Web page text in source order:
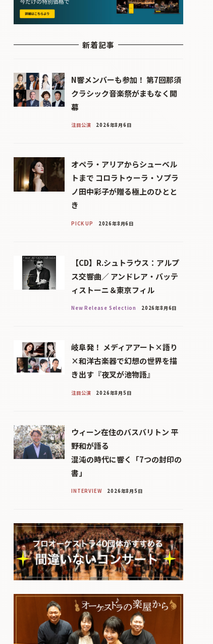
新着記事
N響メンバーも参加！ 第7回那須
クラシック音楽祭がまもなく開
幕
注目公演 2026年8月6日
オペラ・アリアからシューベル
トまで コロラトゥーラ・ソプラ
ノ田中彩子が贈る極上のひとと
き
PICK UP 2026年8月6日
【CD】R.シュトラウス：アルプ
ス交響曲／ アンドレア・バッテ
ィストーニ＆東京フィル
New Release Selection 2026年8月6日
岐阜発！ メディアアート×語り
×和洋古楽器で幻想の世界を描
き出す『夜叉が池物語』
注目公演 2026年8月5日
ウィーン在住のバスバリトン 平
野和が語る
混沌の時代に響く「7つの封印の
書」
INTERVIEW 2026年8月5日